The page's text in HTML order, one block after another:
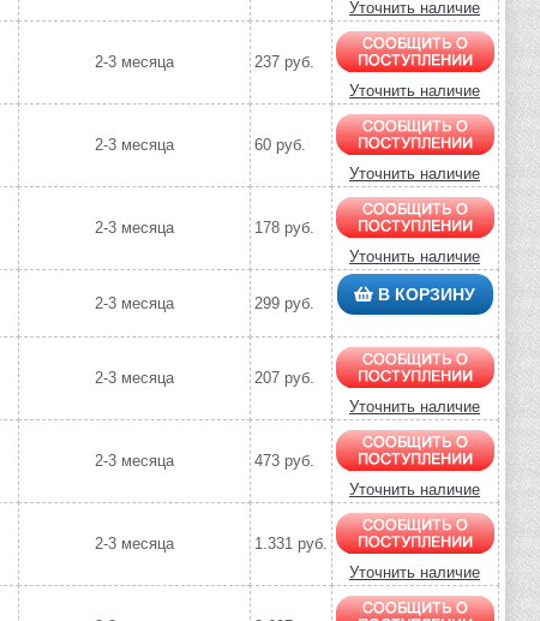
Уточнить наличие
2-3 месяца
237 руб.
Уточнить наличие
2-3 месяца
60 руб.
Уточнить наличие
2-3 месяца
178 руб.
Уточнить наличие
2-3 месяца 299 руб. В КОРЗИНУ
2-3 месяца
207 руб.
Уточнить наличие
2-3 месяца
473 руб.
Уточнить наличие
2-3 месяца
1.331 руб.
Уточнить наличие